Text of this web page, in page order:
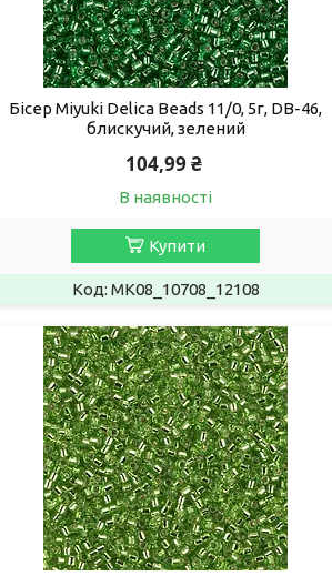
Бісер Miyuki Delica Beads 11/0, 5г, DB-46,
блискучий, зелений
104,99 ₴
В наявності
Купити
MK08_10708_12108